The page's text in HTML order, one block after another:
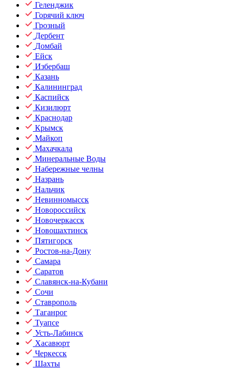
Геленджик
Горячий ключ
Грозный
Дербент
Домбай
Ейск
Избербаш
Казань
Калининград
Каспийск
Кизилюрт
Краснодар
Крымск
Майкоп
Махачкала
Минеральные Воды
Набережные челны
Назрань
Нальчик
Невинномысск
Новороссийск
Новочеркасск
Новошахтинск
Пятигорск
Ростов-на-Дону
Самара
Саратов
Славянск-на-Кубани
Сочи
Ставрополь
Таганрог
Туапсе
Усть-Лабинск
Хасавюрт
Черкесск
Шахты